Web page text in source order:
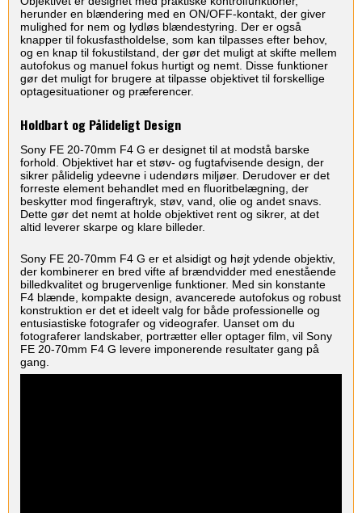
herunder en blændering med en ON/OFF-kontakt, der giver
mulighed for nem og lydløs blændestyring. Der er også
knapper til fokusfastholdelse, som kan tilpasses efter behov,
og en knap til fokustilstand, der gør det muligt at skifte mellem
autofokus og manuel fokus hurtigt og nemt. Disse funktioner
gør det muligt for brugere at tilpasse objektivet til forskellige
optagesituationer og præferencer.
Holdbart og Pålideligt Design
Sony FE 20-70mm F4 G er designet til at modstå barske
forhold. Objektivet har et støv- og fugtafvisende design, der
sikrer pålidelig ydeevne i udendørs miljøer. Derudover er det
forreste element behandlet med en fluoritbelægning, der
beskytter mod fingeraftryk, støv, vand, olie og andet snavs.
Dette gør det nemt at holde objektivet rent og sikrer, at det
altid leverer skarpe og klare billeder.
Sony FE 20-70mm F4 G er et alsidigt og højt ydende objektiv,
der kombinerer en bred vifte af brændvidder med enestående
billedkvalitet og brugervenlige funktioner. Med sin konstante
F4 blænde, kompakte design, avancerede autofokus og robust
konstruktion er det et ideelt valg for både professionelle og
entusiastiske fotografer og videografer. Uanset om du
fotograferer landskaber, portrætter eller optager film, vil Sony
FE 20-70mm F4 G levere imponerende resultater gang på
gang.